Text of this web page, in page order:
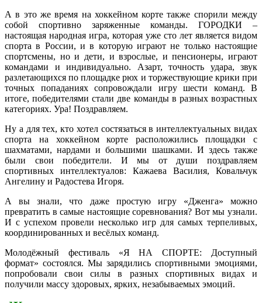
А в это же время на хоккейном корте также спорили между
собой спортивно заряженные команды. ГОРОДКИ –
настоящая народная игра, которая уже сто лет является видом
спорта в России, и в которую играют не только настоящие
спортсмены, но и дети, и взрослые, и пенсионеры, играют
командами и индивидуально. Азарт, точность удара, звук
разлетающихся по площадке рюх и торжествующие крики при
точных попаданиях сопровождали игру шести команд. В
итоге, победителями стали две команды в разных возрастных
категориях. Ура! Поздравляем.
Ну а для тех, кто хотел состязаться в интеллектуальных видах
спорта на хоккейном корте расположились площадки с
шахматами, нардами и большими шашками. И здесь также
были свои победители. И мы от души поздравляем
спортивных интеллектуалов: Кажаева Василия, Ковальчук
Ангелину и Радостева Игоря.
А вы знали, что даже простую игру «Дженга» можно
превратить в самые настоящие соревнования? Вот мы узнали.
И с успехом провели несколько игр для самых терпеливых,
координированных и весёлых команд.
Молодёжный фестиваль «Я НА СПОРТЕ: Доступный
формат» состоялся. Мы зарядились спортивными эмоциями,
попробовали свои силы в разных спортивных видах и
получили массу здоровых, ярких, незабываемых эмоций.